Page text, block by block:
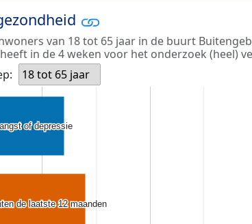
van 18 tot 65 jaar in de buurt
in de 4 weken voor het onderzoek (heel)
18 tot 65 jaar
of depressie
of depressie
de laatste 12 maanden
de laatste 12 maanden